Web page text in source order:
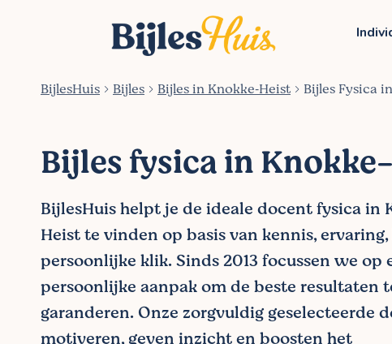
BijlesHuis Bijles Bijles in Knokke‑Heist Bijles Fysica
Bijles fysica in
BijlesHuis helpt je de ideale docent fysica in
Heist te vinden op basis van kennis,
persoonlijke klik. Sinds 2013 focussen we op
persoonlijke aanpak om de beste resultaten
garanderen. Onze zorgvuldig geselecteerde
motiveren, geven inzicht en boosten het